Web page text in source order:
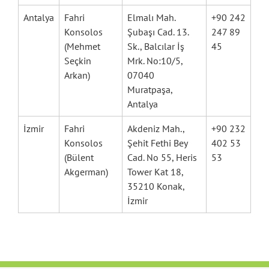
Antalya
Fahri
Konsolos
(Mehmet
Seçkin
Arkan)
Elmalı Mah.
Şubaşı Cad. 13.
Sk., Balcılar İş
Mrk. No:10/5,
07040
Muratpaşa,
Antalya
+90 242
247 89
45
İzmir
Fahri
Konsolos
(Bülent
Akgerman)
Akdeniz Mah.,
Şehit Fethi Bey
Cad. No 55, Heris
Tower Kat 18,
35210 Konak,
İzmir
+90 232
402 53
53